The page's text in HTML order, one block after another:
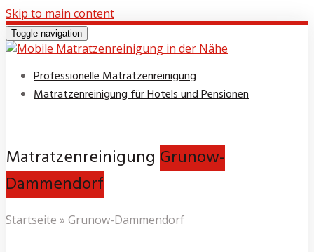
Skip to main content
Toggle navigation
Professionelle Matratzenreinigung
Matratzenreinigung für Hotels und Pensionen
Matratzenreinigung Grunow-
Dammendorf
Startseite » Grunow-Dammendorf